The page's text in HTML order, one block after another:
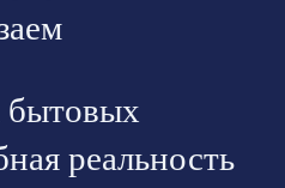
бытовых
реальность